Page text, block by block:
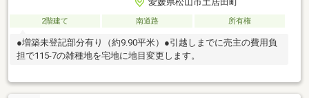
2階建て 南道路 所有権
●増築未登記部分有り（約9.90平米）●引越しまでに売主の費用負
担で115-7の雑種地を宅地に地目変更します。